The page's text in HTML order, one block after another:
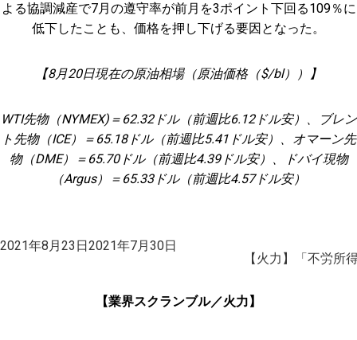
よる協調減産で7月の遵守率が前月を3ポイント下回る109％に
低下したことも、価格を押し下げる要因となった。
【8月20日現在の原油相場（原油価格（$/bl））】
WTI先物（NYMEX)＝62.32ドル（前週比6.12ドル安）、ブレン
ト先物（ICE）＝65.18ドル（前週比5.41ドル安）、オマーン先
物（DME）＝65.70ドル（前週比4.39ドル安）、ドバイ現物
（Argus）＝65.33ドル（前週比4.57ドル安）
投
2021年8月23日2021年7月30日
【火力】「不労所
【業界スクランブル／火力】